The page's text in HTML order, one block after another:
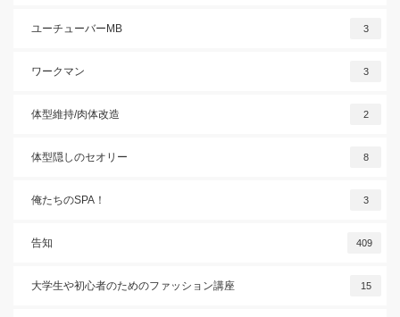
ユーチューバーMB 3
ワークマン 3
体型維持/肉体改造 2
体型隠しのセオリー 8
俺たちのSPA！ 3
告知 409
大学生や初心者のためのファッション講座 15